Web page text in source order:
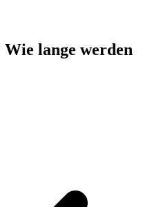
lange werden